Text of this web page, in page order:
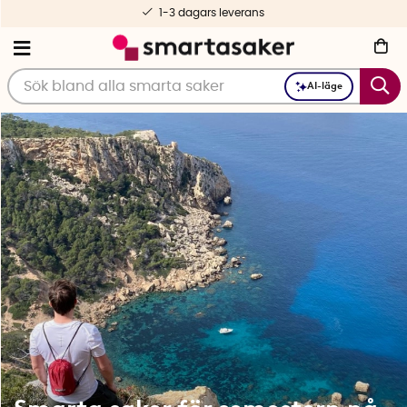
AI-läge
Fri frakt fr. 499 kr